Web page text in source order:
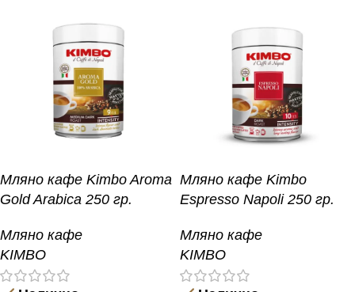
Мляно кафе Kimbo Aroma
Gold Arabica 250 гр.
Мляно кафе
KIMBO
Мляно кафе Kimbo
Espresso Napoli 250 гр.
Мляно кафе
KIMBO